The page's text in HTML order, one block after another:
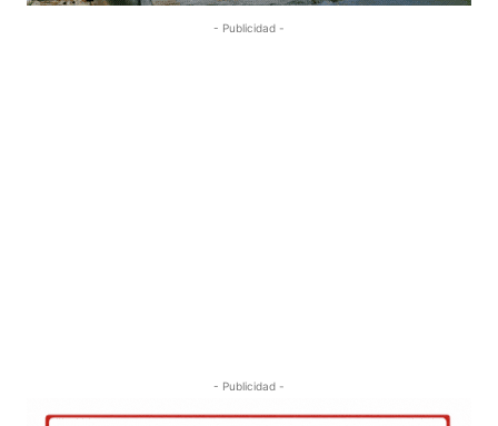
- Publicidad -
- Publicidad -